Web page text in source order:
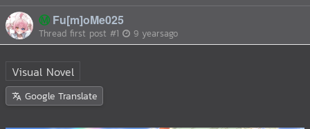
Ⓜ️ Fu[m]oMe025
Visual Novel
Thread first post #1 9 yearsago
Google Translate